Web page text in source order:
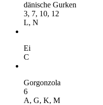
dänische Gurken
3, 7, 10, 12
L, N
Ei
C
Gorgonzola
6
A, G, K, M